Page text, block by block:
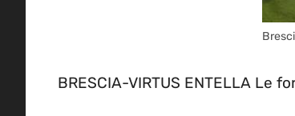
BRESCIA-VIRTUS ENTELLA Le